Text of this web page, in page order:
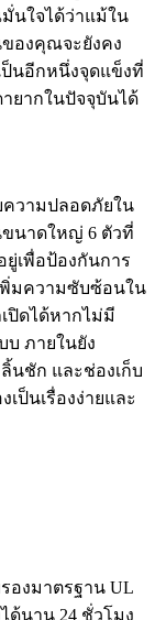
นใจได้ว่าแม้ใน
องคุณจะยังคง
นอีกหนึ่งจุดแข็งที่
ยากในปัจจุบันได้
วามปลอดภัยใน
นาดใหญ่ 6 ตัวที่
เพื่อป้องกันการ
พิ่มความซับซ้อนใน
ปิดได้หากไม่มี
ภายในยัง
นชัก และช่องเก็บ
ป็นเรื่องง่ายและ
องมาตรฐาน UL
ด้นาน 24 ชั่วโมง